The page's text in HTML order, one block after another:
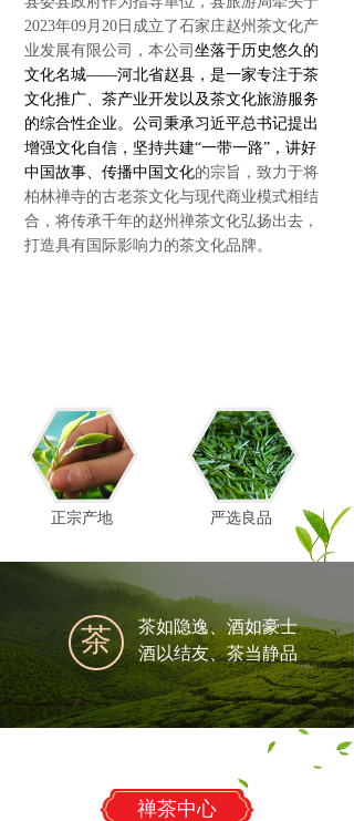
2023年09月20日 成立了石家庄赵州茶文化产
业发展有限公司，本公司 坐落于历史悠久的
文化名城——河北省赵县，是一家专注于茶
文化推广、茶产业开发以及茶文化旅游服务
的综合性企业。公司秉承习近平总书记提出
增强文化自信，坚持共建“一带一路”，讲好
中国故事、传播中国文化的宗旨，致力于将
柏林禅寺的古老茶文化与现代商业模式相结
合，将传承千年的赵州禅茶文化弘扬出去，
打造具有国际影响力的茶文化品牌。
严选良品
正宗产地
茶如隐逸、酒如豪士
酒以结友、茶当静品
茶
禅茶中心